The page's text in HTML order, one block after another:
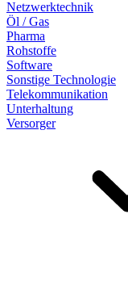
Netzwerktechnik
Öl / Gas
Pharma
Rohstoffe
Software
Sonstige Technologie
Telekommunikation
Unterhaltung
Versorger